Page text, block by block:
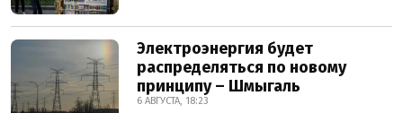
Электроэнергия будет
распределяться по новому
принципу – Шмыгаль
6 АВГУСТА, 18:23